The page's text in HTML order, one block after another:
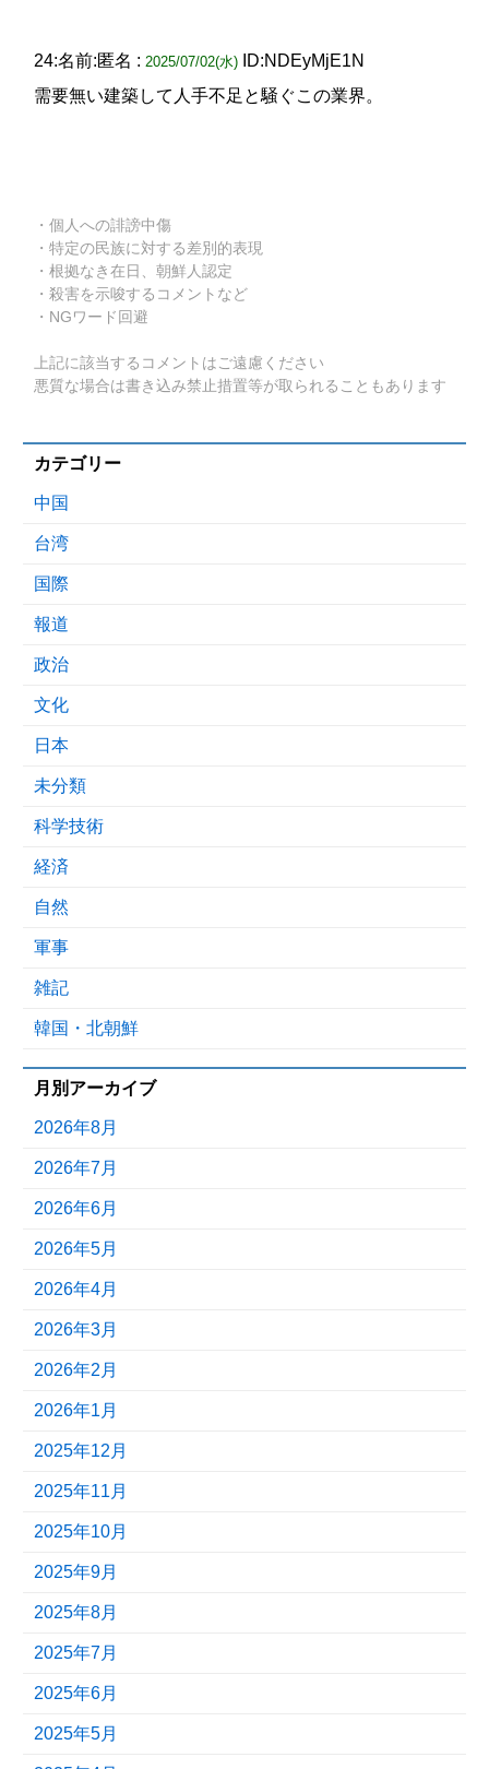
24:名前:匿名 : 2025/07/02(水)
ID:NDEyMjE1N
需要無い建築して人手不足と騒ぐこの業界。
・個人への誹謗中傷
・特定の民族に対する差別的表現
・根拠なき在日、朝鮮人認定
・殺害を示唆するコメントなど
・NGワード回避
上記に該当するコメントはご遠慮ください
悪質な場合は書き込み禁止措置等が取られることもあります
カテゴリー
中国
台湾
国際
報道
政治
文化
日本
未分類
科学技術
経済
自然
軍事
雑記
韓国・北朝鮮
月別アーカイブ
2026年8月
2026年7月
2026年6月
2026年5月
2026年4月
2026年3月
2026年2月
2026年1月
2025年12月
2025年11月
2025年10月
2025年9月
2025年8月
2025年7月
2025年6月
2025年5月